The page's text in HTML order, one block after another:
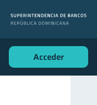
Acceder